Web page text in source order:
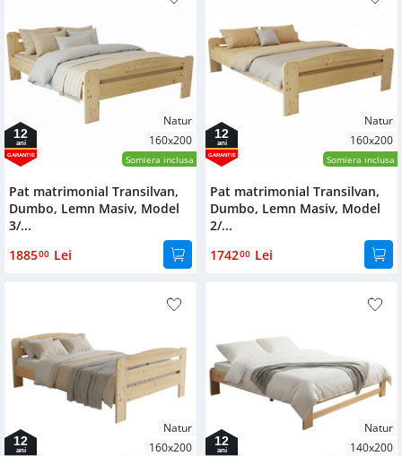
Natur
160x200
Somiera inclusa
12
ani
GARANTIE
Pat matrimonial Transilvan,
Dumbo, Lemn Masiv, Model
3/...
188500 Lei
Natur
160x200
Somiera inclusa
12
ani
GARANTIE
Pat matrimonial Transilvan,
Dumbo, Lemn Masiv, Model
2/...
174200 Lei
Natur
160x200
12
ani
Natur
140x200
12
ani